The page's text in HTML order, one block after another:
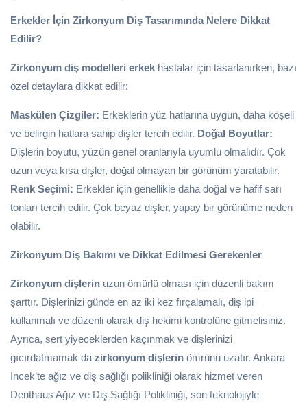
Erkekler İçin Zirkonyum Diş Tasarımında Nelere Dikkat
Edilir?
Zirkonyum diş modelleri erkek hastalar için tasarlanırken, bazı
özel detaylara dikkat edilir:
Maskülen Çizgiler: Erkeklerin yüz hatlarına uygun, daha köşeli
ve belirgin hatlara sahip dişler tercih edilir. Doğal Boyutlar:
Dişlerin boyutu, yüzün genel oranlarıyla uyumlu olmalıdır. Çok
uzun veya kısa dişler, doğal olmayan bir görünüm yaratabilir.
Renk Seçimi: Erkekler için genellikle daha doğal ve hafif sarı
tonları tercih edilir. Çok beyaz dişler, yapay bir görünüme neden
olabilir.
Zirkonyum Diş Bakımı ve Dikkat Edilmesi Gerekenler
Zirkonyum dişlerin uzun ömürlü olması için düzenli bakım
şarttır. Dişlerinizi günde en az iki kez fırçalamalı, diş ipi
kullanmalı ve düzenli olarak diş hekimi kontrolüne gitmelisiniz.
Ayrıca, sert yiyeceklerden kaçınmak ve dişlerinizi
gıcırdatmamak da zirkonyum dişlerin ömrünü uzatır. Ankara
İncek’te ağız ve diş sağlığı polikliniği olarak hizmet veren
Denthaus Ağız ve Diş Sağlığı Polikliniği, son teknolojiyle